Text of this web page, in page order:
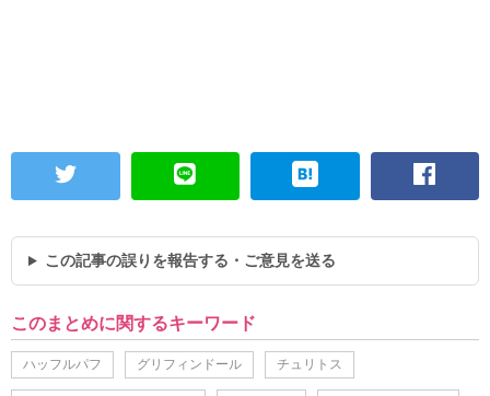
この記事の誤りを報告する・ご意見を送る
このまとめに関するキーワード
ハッフルパフ グリフィンドール チュリトス